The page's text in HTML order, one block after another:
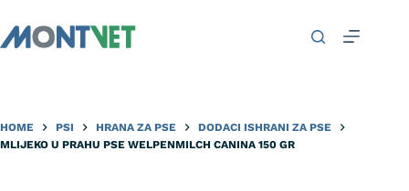
HOME PSI HRANA ZA PSE
DODACI ISHRANI ZA PSE
MLIJEKO U PRAHU PSE WELPENMILCH CANINA 150 GR